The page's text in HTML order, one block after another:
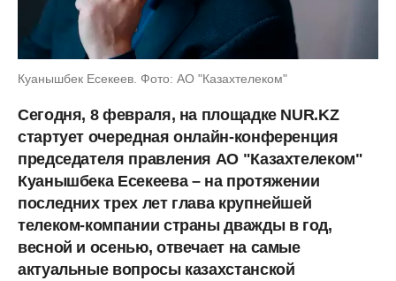
Куанышбек Есекеев. Фото: АО "Казахтелеком"
Сегодня, 8 февраля, на площадке NUR.KZ
стартует очередная онлайн-конференция
председателя правления АО "Казахтелеком"
Куанышбека Есекеева – на протяжении
последних трех лет глава крупнейшей
телеком-компании страны дважды в год,
весной и осенью, отвечает на самые
актуальные вопросы казахстанской